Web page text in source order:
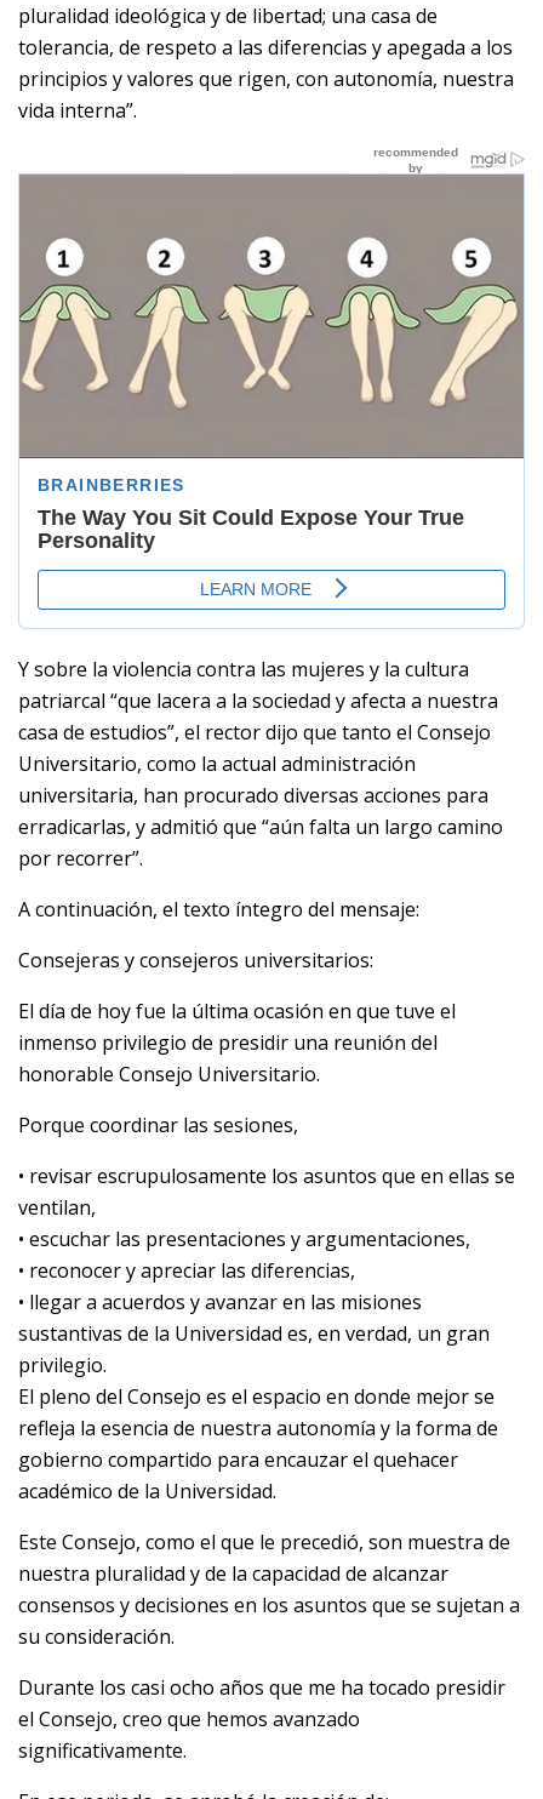
pluralidad ideológica y de libertad; una casa de
tolerancia, de respeto a las diferencias y apegada a los
principios y valores que rigen, con autonomía, nuestra
vida interna”.
Y sobre la violencia contra las mujeres y la cultura
patriarcal “que lacera a la sociedad y afecta a nuestra
casa de estudios”, el rector dijo que tanto el Consejo
Universitario, como la actual administración
universitaria, han procurado diversas acciones para
erradicarlas, y admitió que “aún falta un largo camino
por recorrer”.
A continuación, el texto íntegro del mensaje:
Consejeras y consejeros universitarios:
El día de hoy fue la última ocasión en que tuve el
inmenso privilegio de presidir una reunión del
honorable Consejo Universitario.
Porque coordinar las sesiones,
• revisar escrupulosamente los asuntos que en ellas se
ventilan,
• escuchar las presentaciones y argumentaciones,
• reconocer y apreciar las diferencias,
• llegar a acuerdos y avanzar en las misiones
sustantivas de la Universidad es, en verdad, un gran
privilegio.
El pleno del Consejo es el espacio en donde mejor se
refleja la esencia de nuestra autonomía y la forma de
gobierno compartido para encauzar el quehacer
académico de la Universidad.
Este Consejo, como el que le precedió, son muestra de
nuestra pluralidad y de la capacidad de alcanzar
consensos y decisiones en los asuntos que se sujetan a
su consideración.
Durante los casi ocho años que me ha tocado presidir
el Consejo, creo que hemos avanzado
significativamente.